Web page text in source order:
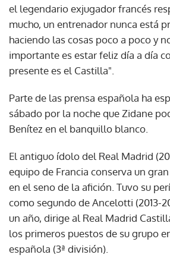
el legendario exjugador francés
mucho, un entrenador nunca está
haciendo las cosas poco a poco y
importante es estar feliz día a día
presente es el Castilla".
Parte de las prensa española ha
sábado por la noche que Zidane
Benítez en el banquillo blanco.
El antiguo ídolo del Real Madrid
equipo de Francia conserva un
en el seno de la afición. Tuvo su
como segundo de Ancelotti (2013-
un año, dirige al Real Madrid
los primeros puestos de su grupo
española (3ª división).